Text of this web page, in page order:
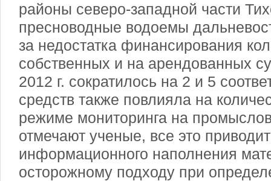
районы северо-западной части
пресноводные водоемы
за недостатка финансирования
собственных и на арендованных
2012 г. сократилось на 2 и 5
средств также повлияла на
режиме мониторинга на
отмечают ученые, все это
информационного наполнения
осторожному подходу при